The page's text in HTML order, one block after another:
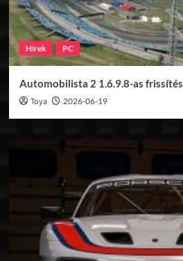
Hírek PC
Automobilista 2 1.6.9.8-as frissítés
Toya 2026-06-19